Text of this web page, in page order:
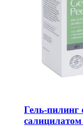
Гель-пилинг